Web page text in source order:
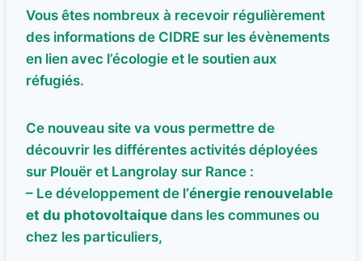
Vous êtes nombreux à recevoir régulièrement
des informations de CIDRE sur les évènements
en lien avec l’écologie et le soutien aux
réfugiés.
Ce nouveau site va vous permettre de
découvrir les différentes activités déployées
sur Plouër et Langrolay sur Rance :
– Le développement de l‘énergie renouvelable
et du photovoltaique dans les communes ou
chez les particuliers,